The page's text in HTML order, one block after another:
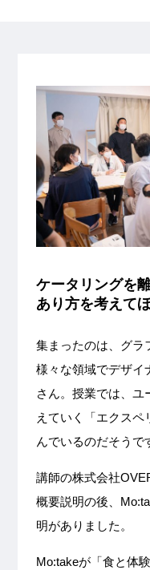
ケータリングを
あり方を考えてほ
集まったのは、グラ
様々な領域でデザイ
さん。授業では、ユ
えていく「エクスペ
んでいるのだそうで
講師の株式会社
概要説明の後、
明がありました。
Mo:takeが「食と体